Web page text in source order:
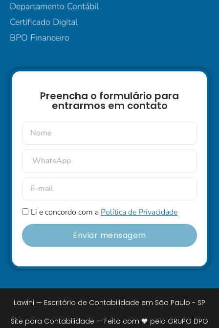
Departamento Contábil
Certificado Digital
BPO Financeiro
Preencha o formulário para
entrarmos em contato
Li e concordo com a Política de Privacidade
Enviar mensagem
Lawini — Escritório de Contabilidade em São Paulo - SP
Site para Contabilidade — Feito com 🧡 pelo GRUPO DPG